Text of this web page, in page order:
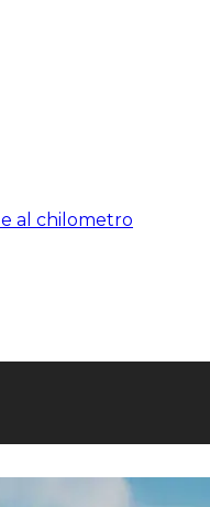
al chilometro